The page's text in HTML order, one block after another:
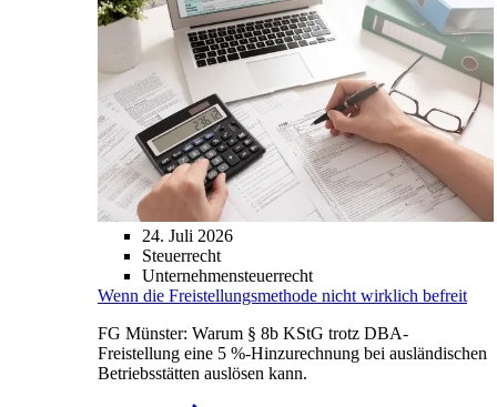
24. Juli 2026
Steuerrecht
Unternehmensteuerrecht
Wenn die Freistellungsmethode nicht wirklich befreit
FG Münster: Warum § 8b KStG trotz DBA-
Freistellung eine 5 %-Hinzurechnung bei ausländischen
Betriebsstätten auslösen kann.